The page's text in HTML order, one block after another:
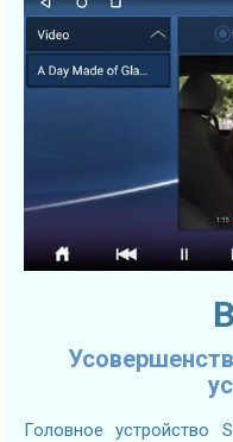
Головное устройство